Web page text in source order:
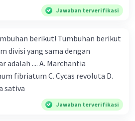
Jawaban terverifikasi
berikut! Tumbuhan berikut
divisi yang sama dengan
adalah .... A. Marchantia
fibriatum C. Cycas revoluta D.
sativa
Jawaban terverifikasi